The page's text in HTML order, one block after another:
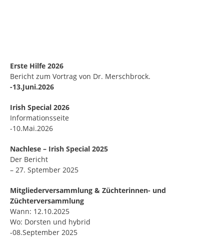
Erste Hilfe 2026
Bericht zum Vortrag von Dr. Merschbrock.
-13.Juni.2026
Irish Special 2026
Informationsseite
-10.Mai.2026
Nachlese – Irish Special 2025
Der Bericht
– 27. Sptember 2025
Mitgliederversammlung & Züchterinnen- und
Züchterversammlung
Wann: 12.10.2025
Wo: Dorsten und hybrid
-08.September 2025